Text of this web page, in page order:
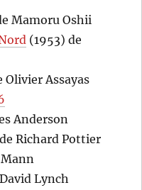
Mamoru Oshii
(1953) de
Olivier Assayas
Anderson
Richard Pottier
Lynch